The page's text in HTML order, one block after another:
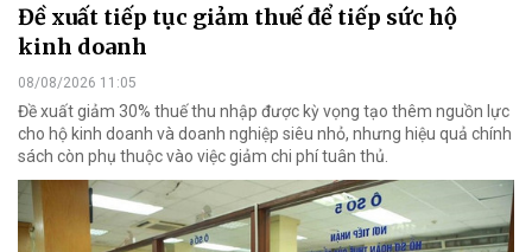
Đề xuất tiếp tục giảm thuế để tiếp sức hộ
kinh doanh
08/08/2026 11:05
Đề xuất giảm 30% thuế thu nhập được kỳ vọng tạo thêm nguồn lực
cho hộ kinh doanh và doanh nghiệp siêu nhỏ, nhưng hiệu quả chính
sách còn phụ thuộc vào việc giảm chi phí tuân thủ.